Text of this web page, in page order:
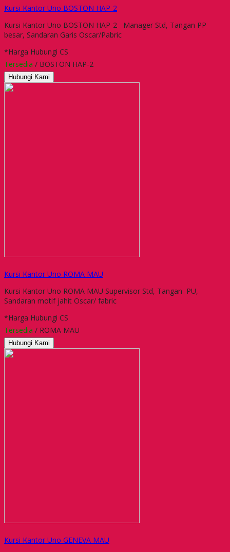
Kursi Kantor Uno BOSTON HAP-2
Kursi Kantor Uno BOSTON HAP-2 Manager Std, Tangan PP
besar, Sandaran Garis Oscar/Pabric
*Harga Hubungi CS
Tersedia / BOSTON HAP-2
Hubungi Kami
Kursi Kantor Uno ROMA MAU
Kursi Kantor Uno ROMA MAU Supervisor Std, Tangan PU,
Sandaran motif jahit Oscar/ fabric
*Harga Hubungi CS
Tersedia / ROMA MAU
Hubungi Kami
Kursi Kantor Uno GENEVA MAU